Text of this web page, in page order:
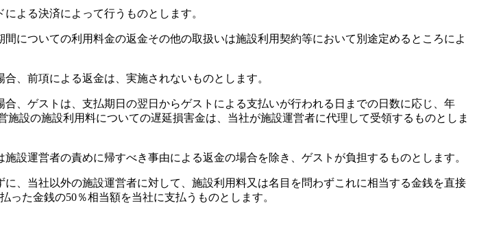
よる決済によって行うものとします。
についての利用料金の返金その他の取扱いは施設利用契約等において別途定めるところによ
、前項による返金は、実施されないものとします。
、ゲストは、支払期日の翌日からゲストによる支払いが行われる日までの日数に応じ、年
設の施設利用料についての遅延損害金は、当社が施設運営者に代理して受領するものとしま
設運営者の責めに帰すべき事由による返金の場合を除き、ゲストが負担するものとします。
、当社以外の施設運営者に対して、施設利用料又は名目を問わずこれに相当する金銭を直接
た金銭の50％相当額を当社に支払うものとします。